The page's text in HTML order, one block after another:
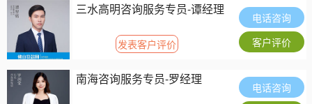
三水高明咨询服务专员-谭经理
发表客户评价
电话咨询
客户评价
南海咨询服务专员-罗经理
电话咨询